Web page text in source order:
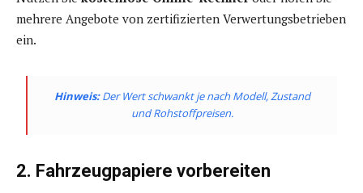
mehrere Angebote von zertifizierten Verwertungsbetrieben
ein.
Hinweis:Der Wert schwankt je nach Modell, Zustand
und Rohstoffpreisen.
2. Fahrzeugpapiere vorbereiten